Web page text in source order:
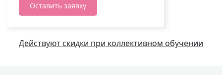
Оставить заявку
Действуют скидки при коллективном обучении